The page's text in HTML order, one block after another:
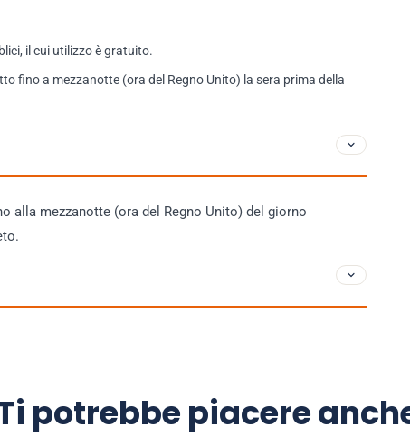
il cui utilizzo è gratuito.
fino a mezzanotte (ora del Regno Unito) la sera prima della
alla mezzanotte (ora del Regno Unito) del giorno
potrebbe piacere